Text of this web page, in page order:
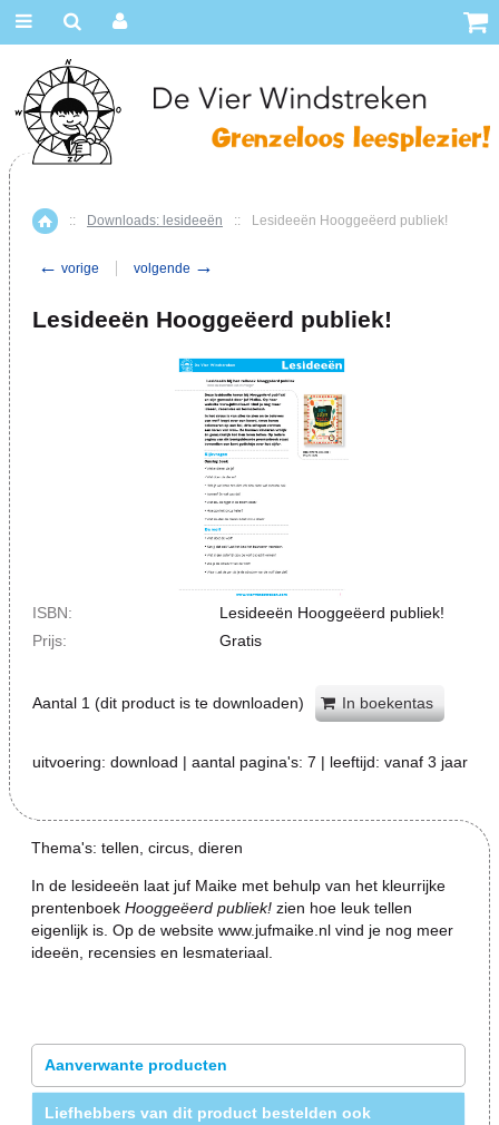
Home
:: Downloads: lesideeën :: Lesideeën Hooggeëerd publiek!
← vorige volgende →
Lesideeën Hooggeëerd publiek!
ISBN:
Lesideeën Hooggeëerd publiek!
Prijs:
Gratis
Aantal 1 (dit product is te downloaden) In boekentas
uitvoering: download | aantal pagina's: 7 | leeftijd: vanaf 3 jaar
Thema's: tellen, circus, dieren
In de lesideeën laat juf Maike met behulp van het kleurrijke
prentenboek Hooggeëerd publiek! zien hoe leuk tellen
eigenlijk is. Op de website www.jufmaike.nl vind je nog meer
ideeën, recensies en lesmateriaal.
Aanverwante producten
Liefhebbers van dit product bestelden ook